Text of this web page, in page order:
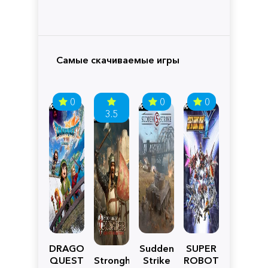
Самые скачиваемые игры
0
DRAGON
QUEST
3.5
Stronghold
0
Sudden
Strike
0
SUPER
ROBOT